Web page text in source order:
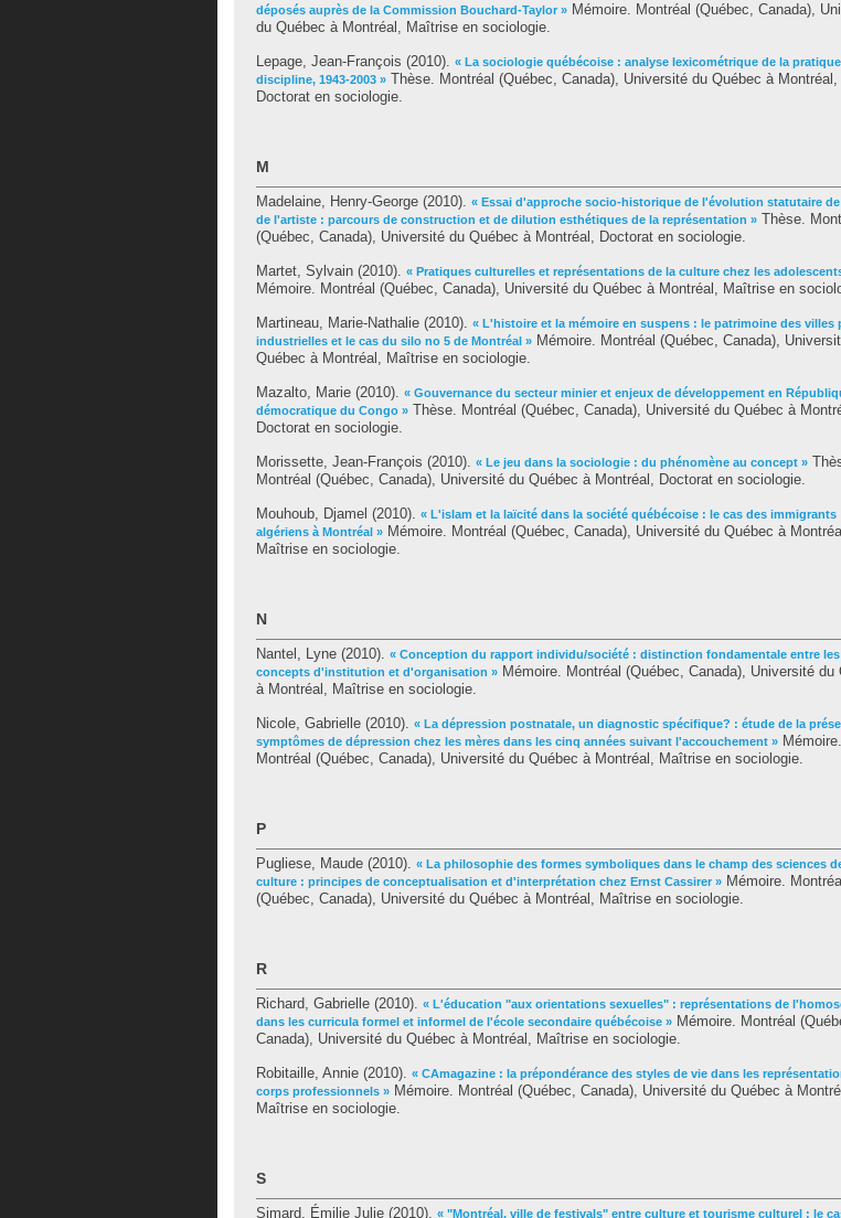
déposés auprès de la Commission Bouchard-Taylor » Mémoire. Montréal (Québec, Canada),
du Québec à Montréal, Maîtrise en sociologie.
Lepage, Jean-François (2010). « La sociologie québécoise : analyse lexicométrique de la
discipline, 1943-2003 » Thèse. Montréal (Québec, Canada), Université du Québec à Montréal,
Doctorat en sociologie.
M
Madelaine, Henry-George (2010). « Essai d'approche socio-historique de l'évolution statutaire
de l'artiste : parcours de construction et de dilution esthétiques de la représentation » Thèse.
(Québec, Canada), Université du Québec à Montréal, Doctorat en sociologie.
Martet, Sylvain (2010). « Pratiques culturelles et représentations de la culture chez les
Mémoire. Montréal (Québec, Canada), Université du Québec à Montréal, Maîtrise en
Martineau, Marie-Nathalie (2010). « L'histoire et la mémoire en suspens : le patrimoine des villes
industrielles et le cas du silo no 5 de Montréal » Mémoire. Montréal (Québec, Canada),
Québec à Montréal, Maîtrise en sociologie.
Mazalto, Marie (2010). « Gouvernance du secteur minier et enjeux de développement en
démocratique du Congo » Thèse. Montréal (Québec, Canada), Université du Québec à
Doctorat en sociologie.
Morissette, Jean-François (2010). « Le jeu dans la sociologie : du phénomène au concept »
Montréal (Québec, Canada), Université du Québec à Montréal, Doctorat en sociologie.
Mouhoub, Djamel (2010). « L'islam et la laïcité dans la société québécoise : le cas des immigrants
algériens à Montréal » Mémoire. Montréal (Québec, Canada), Université du Québec à
Maîtrise en sociologie.
N
Nantel, Lyne (2010). « Conception du rapport individu/société : distinction fondamentale entre les
concepts d'institution et d'organisation » Mémoire. Montréal (Québec, Canada), Université du
à Montréal, Maîtrise en sociologie.
Nicole, Gabrielle (2010). « La dépression postnatale, un diagnostic spécifique? : étude de la
symptômes de dépression chez les mères dans les cinq années suivant l'accouchement » Mémoire.
Montréal (Québec, Canada), Université du Québec à Montréal, Maîtrise en sociologie.
P
Pugliese, Maude (2010). « La philosophie des formes symboliques dans le champ des sciences
culture : principes de conceptualisation et d'interprétation chez Ernst Cassirer » Mémoire.
(Québec, Canada), Université du Québec à Montréal, Maîtrise en sociologie.
R
Richard, Gabrielle (2010). « L'éducation "aux orientations sexuelles" : représentations de
dans les curricula formel et informel de l'école secondaire québécoise » Mémoire. Montréal
Canada), Université du Québec à Montréal, Maîtrise en sociologie.
Robitaille, Annie (2010). « CAmagazine : la prépondérance des styles de vie dans les
corps professionnels » Mémoire. Montréal (Québec, Canada), Université du Québec à
Maîtrise en sociologie.
S
Simard, Émilie Julie (2010). « "Montréal, ville de festivals" entre culture et tourisme culturel : le